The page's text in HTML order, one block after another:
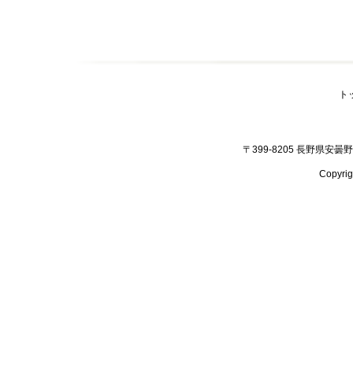
ト
〒399-8205 長野県安曇